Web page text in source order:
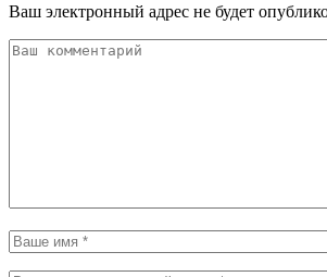
Ваш электронный адрес не будет